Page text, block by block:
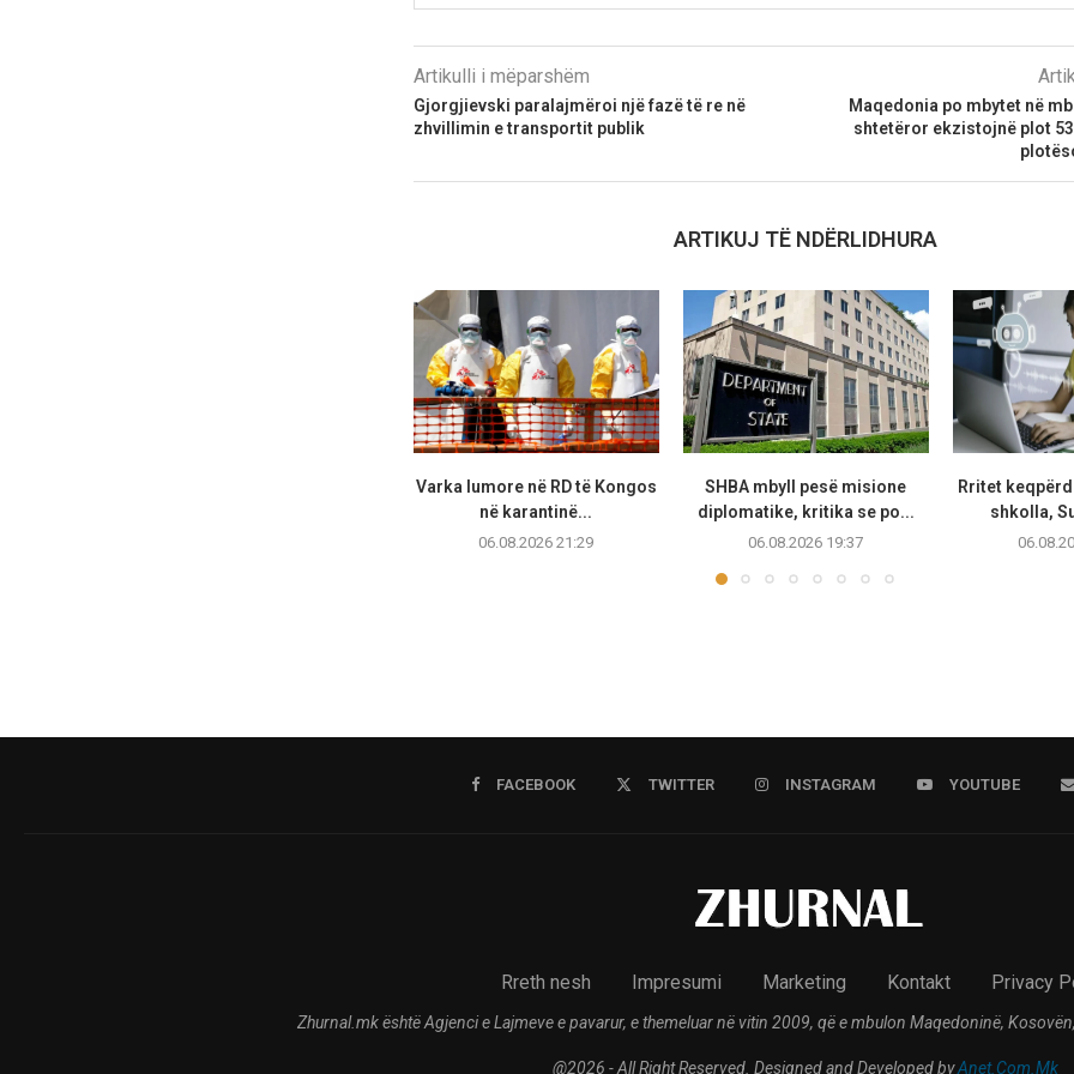
Artikulli i mëparshëm
Gjorgjievski paralajmëroi një fazë të re në
zhvillimin e transportit publik
Maqedonia po mbytet në
shtetëror ekzistojnë plot
ARTIKUJ TË NDËRLIDHURA
Varka lumore në RD të Kongos
në karantinë...
06.08.2026 21:29
SHBA mbyll pesë misione
diplomatike, kritika se po...
06.08.2026 19:37
Rritet
shkolla,
FACEBOOK TWITTER INSTAGRAM YOUTUBE
Rreth nesh Impresumi Marketing Kontakt Privacy
Zhurnal.mk është Agjenci e Lajmeve e pavarur, e themeluar në vitin 2009, që e mbulon Maqedoninë,
@2026 - All Right Reserved. Designed and Developed byAnet.Com.Mk